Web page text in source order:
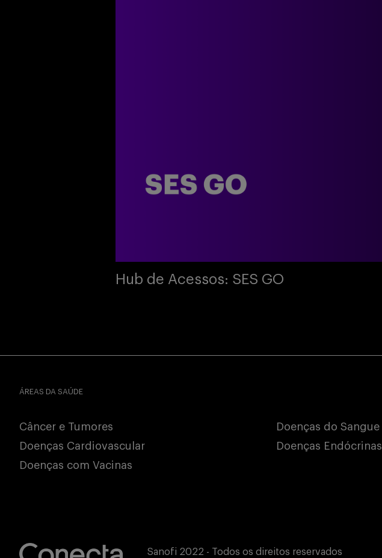
Hub de Acessos: SES GO
ÁREAS DA SAÚDE
Câncer e Tumores
Doenças Cardiovascular
Doenças com Vacinas
Doenças do Sangue
Doenças Endócrinas
Sanofi 2022 - Todos os direitos reservados